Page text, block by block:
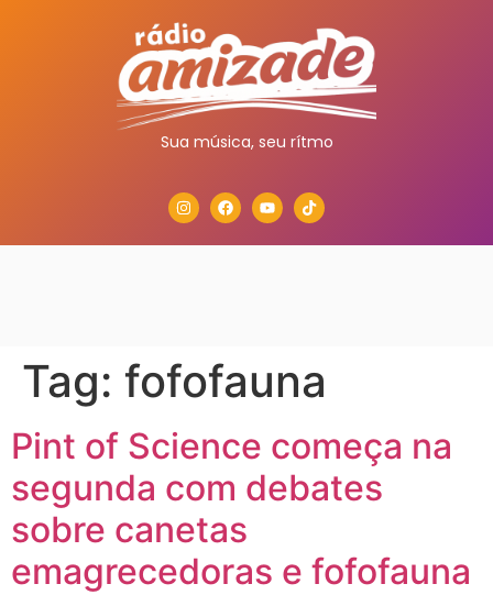
Sua música, seu rítmo
Tag: fofofauna
Pint of Science começa na
segunda com debates
sobre canetas
emagrecedoras e fofofauna